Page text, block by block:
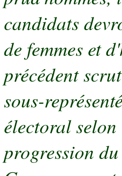
candidats
de femmes et
précédent
sous-
électoral
progression